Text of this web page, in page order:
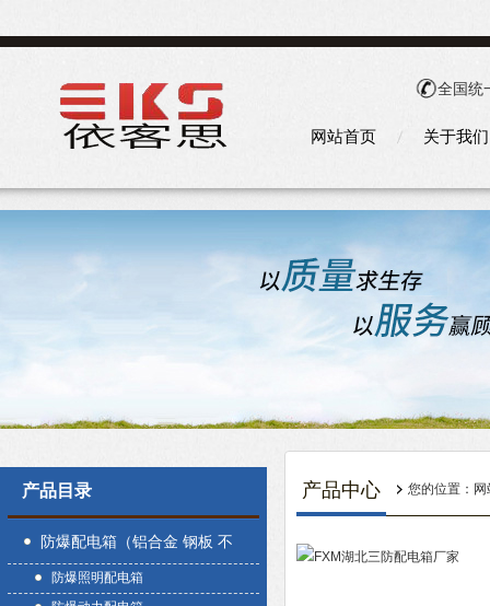
全国统
网站首页 关于我们
产品目录
防爆配电箱（铝合金 钢板 不
锈钢）
防爆照明配电箱
产品中心 您的位置：